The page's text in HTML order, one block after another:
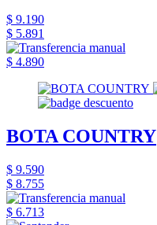
$ 9.190
$ 5.891
$ 4.890
BOTA COUNTRY
$ 9.590
$ 8.755
$ 6.713